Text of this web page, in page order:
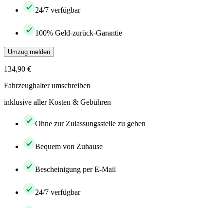
24/7 verfügbar
100% Geld-zurück-Garantie
Umzug melden
134,90 €
Fahrzeughalter umschreiben
inklusive aller Kosten & Gebühren
Ohne zur Zulassungsstelle zu gehen
Bequem von Zuhause
Bescheinigung per E-Mail
24/7 verfügbar